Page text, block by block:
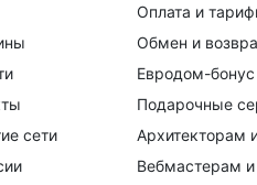
сети
Оплата и
Обмен и
Евродом-бонус
Подарочные
Архитекторам
Вебмастерам и